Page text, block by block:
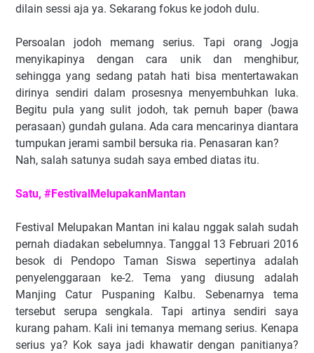
dilain sessi aja ya. Sekarang fokus ke jodoh dulu.
Persoalan jodoh memang serius. Tapi orang Jogja
menyikapinya dengan cara unik dan menghibur,
sehingga yang sedang patah hati bisa mentertawakan
dirinya sendiri dalam prosesnya menyembuhkan luka.
Begitu pula yang sulit jodoh, tak pernuh baper (bawa
perasaan) gundah gulana. Ada cara mencarinya diantara
tumpukan jerami sambil bersuka ria. Penasaran kan?
Nah, salah satunya sudah saya embed diatas itu.
Satu, #FestivalMelupakanMantan
Festival Melupakan Mantan ini kalau nggak salah sudah
pernah diadakan sebelumnya. Tanggal 13 Februari 2016
besok di Pendopo Taman Siswa sepertinya adalah
penyelenggaraan ke-2. Tema yang diusung adalah
Manjing Catur Puspaning Kalbu. Sebenarnya tema
tersebut serupa sengkala. Tapi artinya sendiri saya
kurang paham. Kali ini temanya memang serius. Kenapa
serius ya? Kok saya jadi khawatir dengan panitianya?